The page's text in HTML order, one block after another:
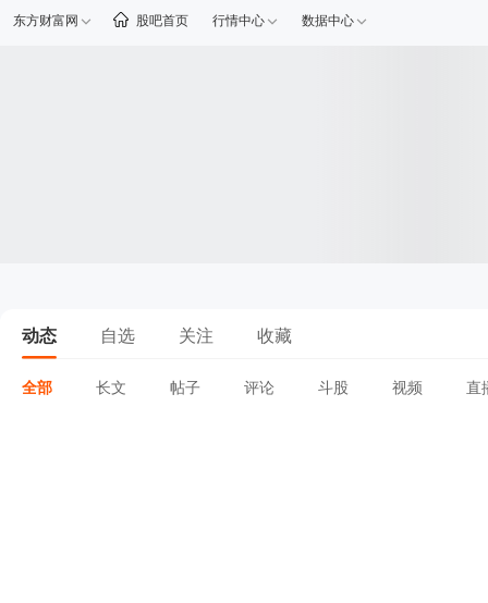
东方财富网 股吧首页 行情中心 数据中心
动态 自选 关注 收藏
全部 长文 帖子 评论 斗股 视频 直